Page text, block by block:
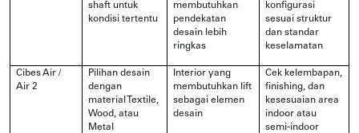
shaft untuk
kondisi tertentu
membutuhkan
pendekatan
desain lebih
ringkas
konfigurasi
sesuai struktur
dan standar
keselamatan
Cibes Air /
Air 2
Pilihan desain
dengan
material Textile,
Wood, atau
Metal
Interior yang
membutuhkan lift
sebagai elemen
desain
Cek kelembapan,
finishing, dan
kesesuaian area
indoor atau
semi-indoor